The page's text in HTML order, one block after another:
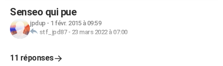
Senseo qui pue
jpdup - 1 févr. 2015 à 09:59
stf_jpd87- 23 mars 2022 à 07:00
11 réponses